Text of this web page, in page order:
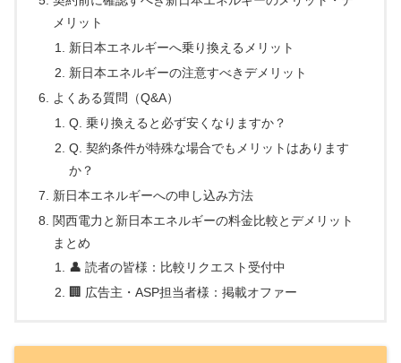
メリット
新日本エネルギーへ乗り換えるメリット
新日本エネルギーの注意すべきデメリット
よくある質問（Q&A）
Q. 乗り換えると必ず安くなりますか？
Q. 契約条件が特殊な場合でもメリットはあります
か？
新日本エネルギーへの申し込み方法
関西電力と新日本エネルギーの料金比較とデメリット
まとめ
👤 読者の皆様：比較リクエスト受付中
🏢 広告主・ASP担当者様：掲載オファー